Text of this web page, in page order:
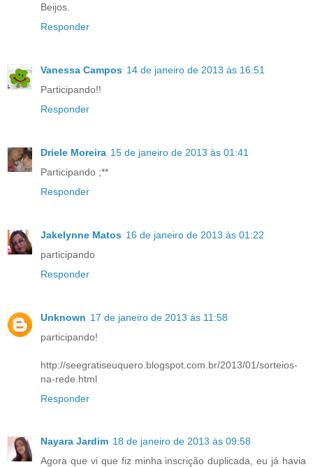
Beijos.
Responder
Vanessa Campos 14 de janeiro de 2013 às 16:51
Participando!!
Responder
Driele Moreira 15 de janeiro de 2013 às 01:41
Participando ;**
Responder
Jakelynne Matos 16 de janeiro de 2013 às 01:22
participando
Responder
Unknown 17 de janeiro de 2013 às 11:58
participando!
http://seegratiseuquero.blogspot.com.br/2013/01/sorteios-
na-rede.html
Responder
Nayara Jardim 18 de janeiro de 2013 às 09:58
Agora que vi que fiz minha inscrição duplicada, eu já havia